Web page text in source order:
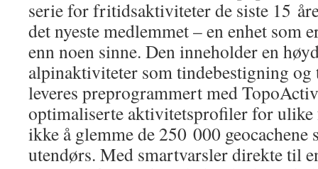
serie for fritidsaktiviteter de siste 15
det nyeste medlemmet – en enhet som
enn noen sinne. Den inneholder en
alpinaktiviteter som tindebestigning
leveres preprogrammert med
optimaliserte aktivitetsprofiler for
ikke å glemme de 250 000
utendørs. Med smartvarsler direkte til